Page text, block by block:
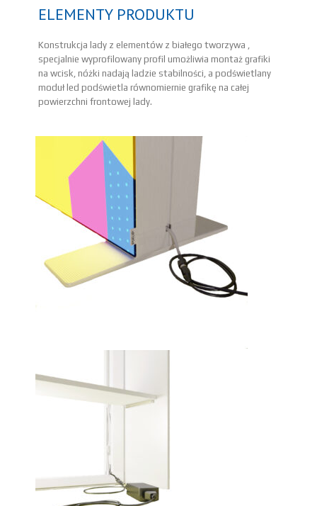
ELEMENTY PRODUKTU
Konstrukcja lady z elementów z białego tworzywa ,
specjalnie wyprofilowany profil umożliwia montaż grafiki
na wcisk, nóżki nadają ladzie stabilności, a podświetlany
moduł led podświetla równomiernie grafikę na całej
powierzchni frontowej lady.